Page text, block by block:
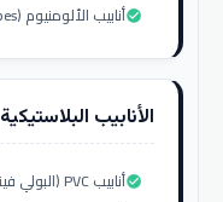
أنابيب الألومنيوم (Aluminum Pipes)check_circle
الأنابيب البلاستيكية
أنابيب PVC (البولي فينيل كلوريد)check_circle